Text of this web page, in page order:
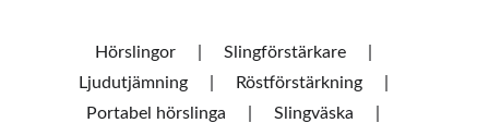
Hörslingor     |     Slingförstärkare     |
Ljudutjämning     |     Röstförstärkning     |
Portabel hörslinga     |     Slingväska     |